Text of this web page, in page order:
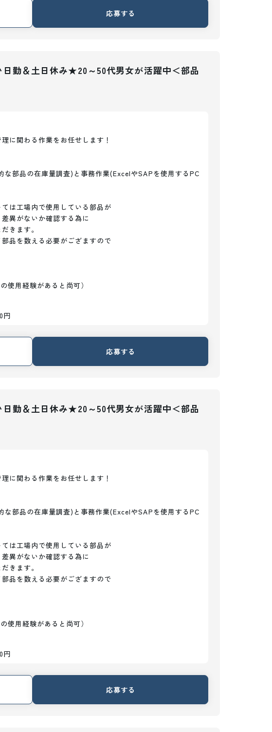
応募する
勤＆土日休み★20～50代男女が活躍中＜部品
に関わる作業をお任せします！
な部品の在庫量調査)と事務作業(ExcelやSAPを使用するPC
は工場内で使用している部品が
異がないか確認する為に
きます。
品を数える必要がござますので
使用経験があると尚可）
円
応募する
勤＆土日休み★20～50代男女が活躍中＜部品
に関わる作業をお任せします！
な部品の在庫量調査)と事務作業(ExcelやSAPを使用するPC
は工場内で使用している部品が
異がないか確認する為に
きます。
品を数える必要がござますので
使用経験があると尚可）
円
応募する